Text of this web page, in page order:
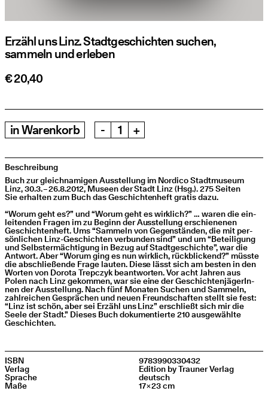
Erzähl uns Linz. Stadtgeschichten suchen,
sammeln und erleben
€ 20,40
inWarenkorb - +
Beschreibung
Buch zur gleich­na­mi­gen Aus­stel­lung im Nordico Stadt­mu­se­um
Linz, 30.3. – 26.8.2012, Museen der Stadt Linz (Hsg.). 275 Seiten
Sie erhal­ten zum Buch das Geschich­ten­heft gra­tis dazu.
“Wor­um geht es?” und“Wor­um geht es wirk­lich?” … waren die ein­
lei­ten­den Fra­gen im zu Beginn der Aus­stel­lung erschie­ne­nen
Geschich­ten­heft. Ums“Sam­meln von Gegen­stän­den, die mit per­
sön­li­chen Linz-Geschich­ten ver­bun­den sind” und um“Betei­li­gung
und Selbst­er­mäch­ti­gung in Bezug auf Stadt­ge­schich­te”, war die
Ant­wort. Aber“Wor­um ging es nun wirk­lich, rück­bli­ckend?” müss­te
die abschlie­ßen­de Fra­ge lau­ten. Die­se lässt sich am bes­ten in den
Wor­ten von Doro­ta Trep­c­zyk beant­wor­ten. Vor acht Jah­ren aus
Polen nach Linz gekom­men, war sie eine der Geschich­ten­jä­ge­rIn­
nen der Aus­stel­lung. Nach fünf Mona­ten Suchen und Sam­meln,
zahl­rei­chen Gesprä­chen und neu­en Freund­schaf­ten stellt sie fest:
“Linz ist schön, aber sei Erzähl uns Linz” erschließt sich mir die
See­le der Stadt.” Die­ses Buch doku­men­tier­te 210 aus­ge­wähl­te
Geschichten.
ISBN 9783990330432
Ver­lag Edi­ti­on by Trau­ner Verlag
Spra­che deutsch
Maße 17×23 cm